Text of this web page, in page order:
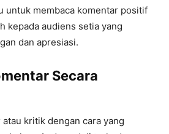
untuk membaca komentar positif
kepada audiens setia yang
dan apresiasi.
Secara
kritik dengan cara yang